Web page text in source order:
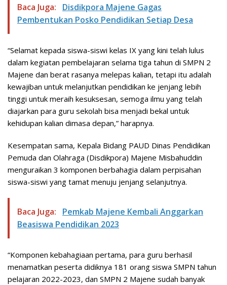
Baca Juga:
Disdikpora Majene Gagas
Pembentukan Posko Pendidikan Setiap Desa
“Selamat kepada siswa-siswi kelas IX yang kini telah lulus
dalam kegiatan pembelajaran selama tiga tahun di SMPN 2
Majene dan berat rasanya melepas kalian, tetapi itu adalah
kewajiban untuk melanjutkan pendidikan ke jenjang lebih
tinggi untuk meraih kesuksesan, semoga ilmu yang telah
diajarkan para guru sekolah bisa menjadi bekal untuk
kehidupan kalian dimasa depan,” harapnya.
Kesempatan sama, Kepala Bidang PAUD Dinas Pendidikan
Pemuda dan Olahraga (Disdikpora) Majene Misbahuddin
menguraikan 3 komponen berbahagia dalam perpisahan
siswa-siswi yang tamat menuju jenjang selanjutnya.
Baca Juga:
Pemkab Majene Kembali Anggarkan
Beasiswa Pendidikan 2023
“Komponen kebahagiaan pertama, para guru berhasil
menamatkan peserta didiknya 181 orang siswa SMPN tahun
pelajaran 2022-2023, dan SMPN 2 Majene sudah banyak